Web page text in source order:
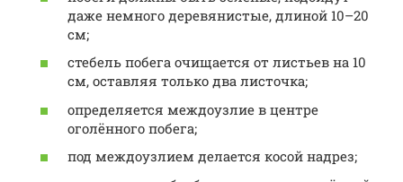
даже немного деревянистые, длиной 10–20
см;
стебель побега очищается от листьев на 10
см, оставляя только два листочка;
определяется междоузлие в центре
оголённого побега;
под междоузлием делается косой надрез;